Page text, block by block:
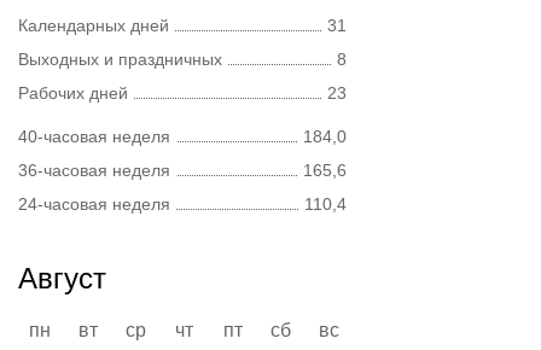
Календарных дней
31
Выходных и праздничных
8
Рабочих дней
23
40-часовая неделя
184,0
36-часовая неделя
165,6
24-часовая неделя
110,4
Август
пн вт ср чт пт сб
вс